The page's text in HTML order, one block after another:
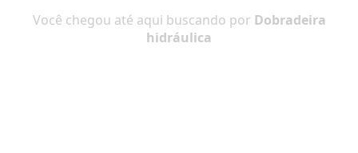
Você chegou até aqui buscando por Dobradeira
hidráulica